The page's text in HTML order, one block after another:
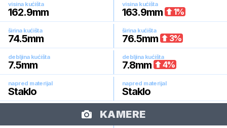
visina kućišta
162.9mm
visina kućišta
163.9mm 1%
širina kućišta
74.5mm
širina kućišta
76.5mm 3%
debljina kućišta
7.5mm
debljina kućišta
7.8mm 4%
napred materijal
Staklo
napred materijal
Staklo
KAMERE